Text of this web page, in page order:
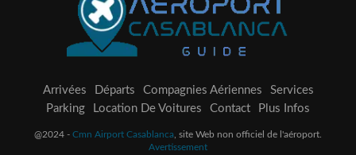
Arrivées Départs Compagnies Aériennes
Services
Parking
Location De Voitures Contact Plus Infos
@2024 - Cmn Airport Casablanca , site Web non officiel de l'aéroport.
Avertissement